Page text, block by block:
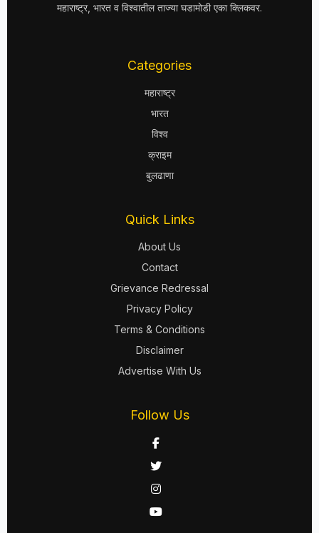
महाराष्ट्र, भारत व विश्वातील ताज्या घडामोडी एका क्लिकवर.
Categories
महाराष्ट्र
भारत
विश्व
क्राइम
बुलढाणा
Quick Links
About Us
Contact
Grievance Redressal
Privacy Policy
Terms & Conditions
Disclaimer
Advertise With Us
Follow Us